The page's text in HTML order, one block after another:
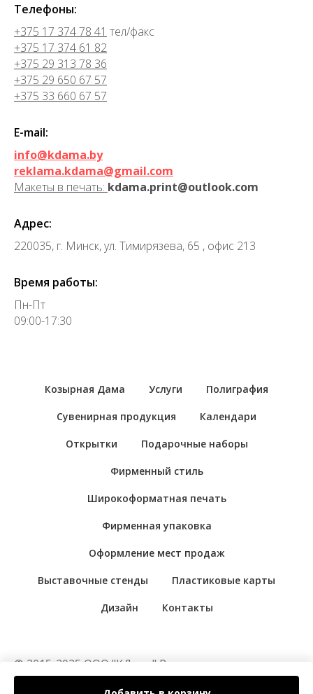
Телефоны:
+375 17 374 78 41 тел/факс
+375 17 374 61 82
+375 29 313 78 36
+375 29 650 67 57
+375 33 660 67 57
E-mail:
info@kdama.by
reklama.kdama@gmail.com
Макеты в печать: kdama.print@outlook.com
Адрес:
220035, г. Минск, ул. Тимирязева, 65 , офис 213
Время работы:
Пн-Пт
09:00-17:30
Козырная Дама Услуги Полиграфия
Сувенирная продукция Календари
Открытки Подарочные наборы
Фирменный стиль
Широкоформатная печать
Фирменная упаковка
Оформление мест продаж
Выставочные стенды Пластиковые карты
Дизайн Контакты
© 2015-2025 ООО "КДама" Рекламно-
производственная компания "Козырная Дама".